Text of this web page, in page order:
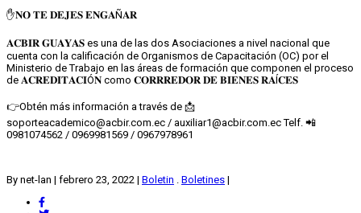
✋𝐍𝐎 𝐓𝐄 𝐃𝐄𝐉𝐄𝐒 𝐄𝐍𝐆𝐀Ñ𝐀𝐑⁣
𝐀𝐂𝐁𝐈𝐑 𝐆𝐔𝐀𝐘𝐀𝐒 es una de las dos Asociaciones a nivel nacional que
cuenta con la calificación de Organismos de Capacitación (OC) por el
Ministerio de Trabajo en las áreas de formación que componen el proceso
de 𝐀𝐂𝐑𝐄𝐃𝐈𝐓𝐀𝐂𝐈Ó𝐍 como 𝐂𝐎𝐑𝐑𝐑𝐄𝐃𝐎𝐑 𝐃𝐄 𝐁𝐈𝐄𝐍𝐄𝐒 𝐑𝐀Í𝐂𝐄𝐒⁣
👉Obtén más información a través de 📩
soporteacademico@acbir.com.ec / auxiliar1@acbir.com.ec Telf. 📲
0981074562 / 0969981569 / 0967978961⁣
By net-lan | febrero 23, 2022 | Boletin . Boletines |